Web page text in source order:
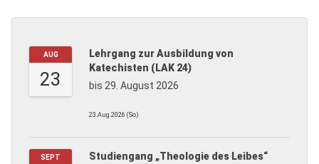
AUG
23
Lehrgang zur Ausbildung von
Katechisten (LAK 24)
bis 29. August 2026
23.Aug.2026 (So)
SEPT
Studiengang „Theologie des Leibes“